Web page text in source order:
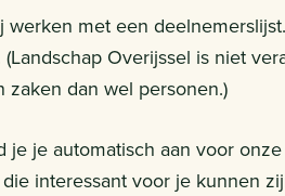
met een deelnemerslijst.
Overijssel is niet
zaken dan wel personen.)
je automatisch aan voor
interessant voor je kunnen